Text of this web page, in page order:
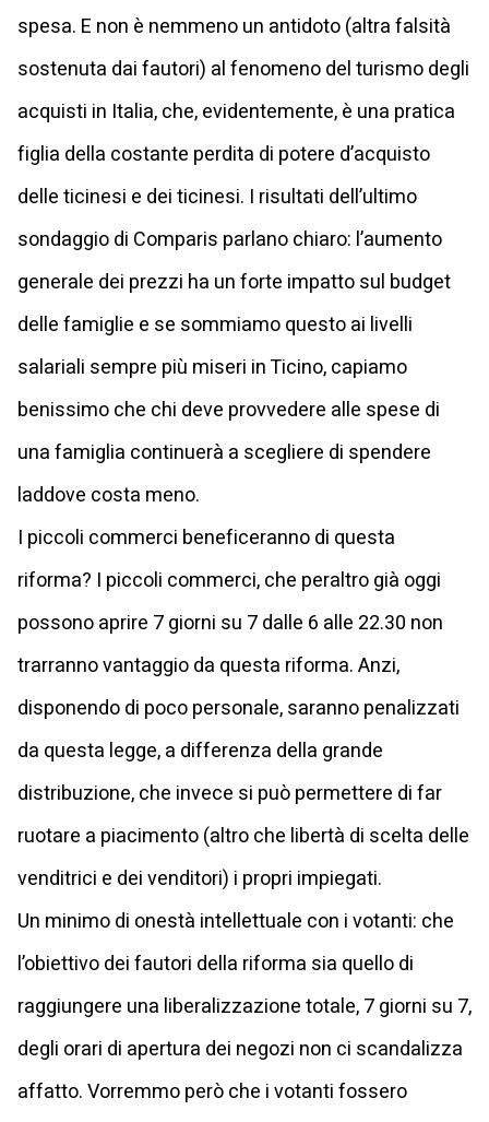
spesa. E non è nemmeno un antidoto (altra falsità
sostenuta dai fautori) al fenomeno del turismo degli
acquisti in Italia, che, evidentemente, è una pratica
figlia della costante perdita di potere d’acquisto
delle ticinesi e dei ticinesi. I risultati dell’ultimo
sondaggio di Comparis parlano chiaro: l’aumento
generale dei prezzi ha un forte impatto sul budget
delle famiglie e se sommiamo questo ai livelli
salariali sempre più miseri in Ticino, capiamo
benissimo che chi deve provvedere alle spese di
una famiglia continuerà a scegliere di spendere
laddove costa meno.
I piccoli commerci beneficeranno di questa
riforma? I piccoli commerci, che peraltro già oggi
possono aprire 7 giorni su 7 dalle 6 alle 22.30 non
trarranno vantaggio da questa riforma. Anzi,
disponendo di poco personale, saranno penalizzati
da questa legge, a differenza della grande
distribuzione, che invece si può permettere di far
ruotare a piacimento (altro che libertà di scelta delle
venditrici e dei venditori) i propri impiegati.
Un minimo di onestà intellettuale con i votanti: che
l’obiettivo dei fautori della riforma sia quello di
raggiungere una liberalizzazione totale, 7 giorni su 7,
degli orari di apertura dei negozi non ci scandalizza
affatto. Vorremmo però che i votanti fossero